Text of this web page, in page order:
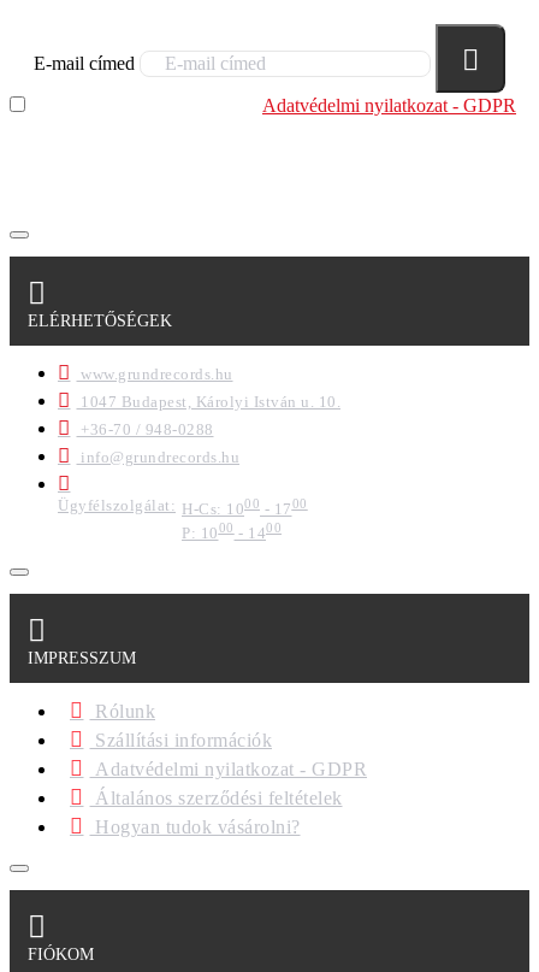
E-mail címed
Adatvédelmi nyilatkozat - GDPR
ELÉRHETŐSÉGEK
www.grundrecords.hu
1047 Budapest, Károlyi István u. 10.
+36-70 / 948-0288
info@grundrecords.hu
Ügyfélszolgálat: H-Cs: 1000 - 1700
P: 1000- 1400
IMPRESSZUM
Rólunk
Szállítási információk
Adatvédelmi nyilatkozat - GDPR
Általános szerződési feltételek
Hogyan tudok vásárolni?
FIÓKOM